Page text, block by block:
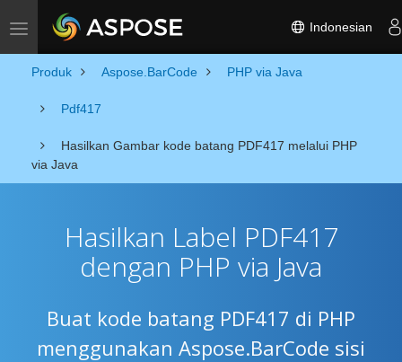
Toggle navigation Indonesian
Produk Aspose.BarCode PHP via Java
Pdf417
Hasilkan Gambar kode batang PDF417 melalui PHP
via Java
Hasilkan Label PDF417
dengan PHP via Java
Buat kode batang PDF417 di PHP
menggunakan Aspose.BarCode sisi